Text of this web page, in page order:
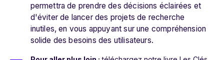
permettra de prendre des décisions éclairées et
d'éviter de lancer des projets de recherche
inutiles, en vous appuyant sur une compréhension
solide des besoins des utilisateurs.